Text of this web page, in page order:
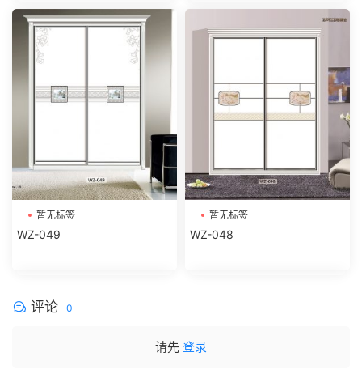
暂无标签
WZ-049
暂无标签
WZ-048
评论 0
请先 登录